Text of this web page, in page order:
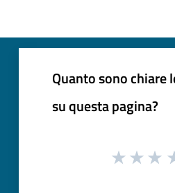
Quanto sono chiare
su questa pagina?